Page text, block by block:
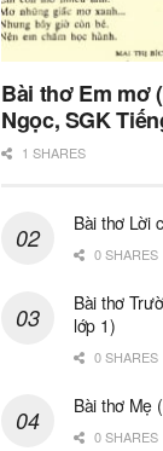
Bài thơ Em mơ
Ngọc, SGK
1 SHARES
Bài thơ Lời
0 SHARES
Bài thơ
lớp 1)
0 SHARES
Bài thơ Mẹ
0 SHARES